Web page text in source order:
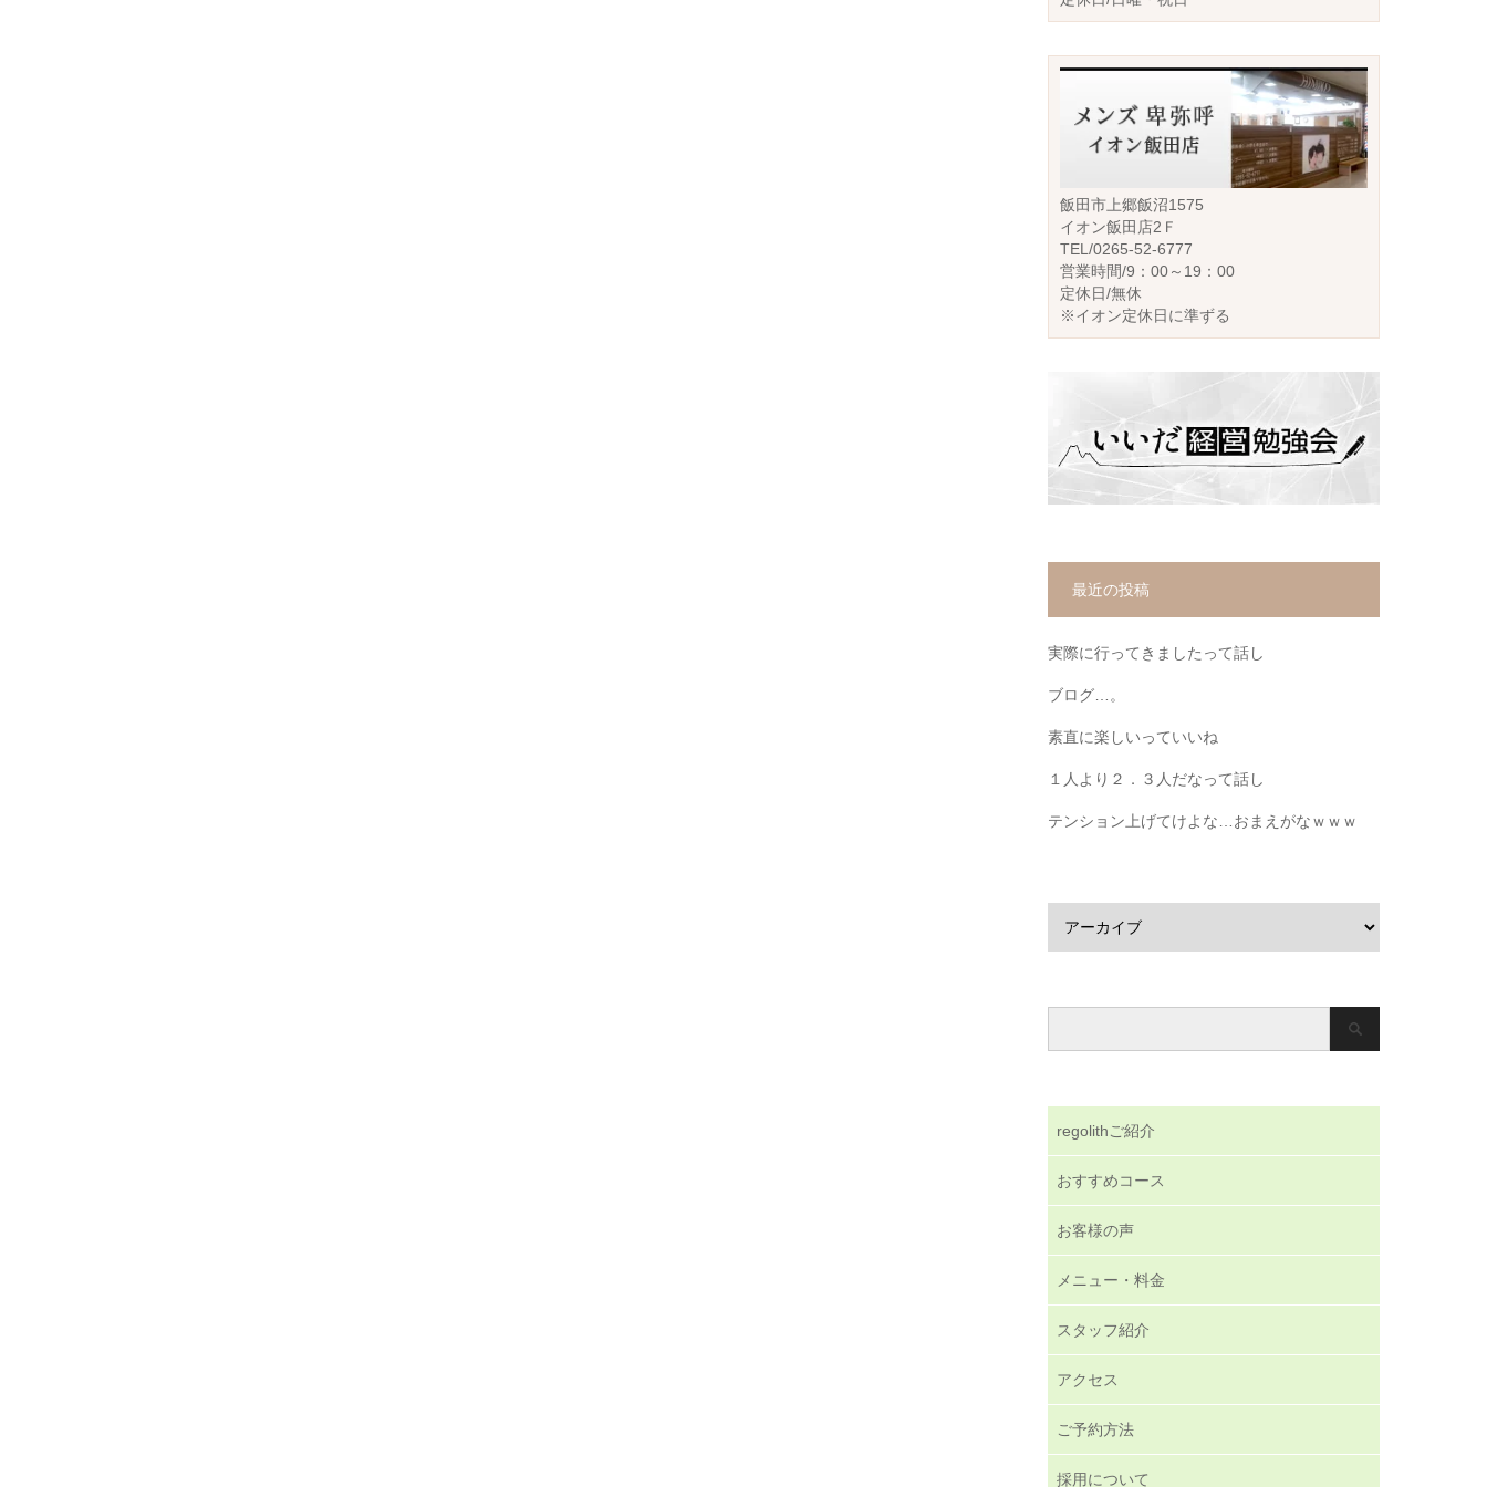
飯田市上郷飯沼1575
イオン飯田店2Ｆ
TEL/0265-52-6777
営業時間/9：00～19：00
定休日/無休
※イオン定休日に準ずる
最近の投稿
実際に行ってきましたって話し
ブログ…。
素直に楽しいっていいね
１人より２．３人だなって話し
テンション上げてけよな…おまえがなｗｗｗ
regolithご紹介
おすすめコース
お客様の声
メニュー・料金
スタッフ紹介
アクセス
ご予約方法
採用について